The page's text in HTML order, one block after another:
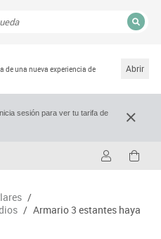
de una nueva experiencia de
Abrir
sesión para ver tu tarifa de
/
/ Armario 3 estantes haya